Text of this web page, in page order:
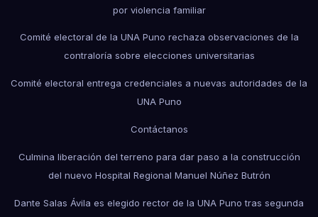
por violencia familiar
Comité electoral de la UNA Puno rechaza observaciones de la
contraloría sobre elecciones universitarias
Comité electoral entrega credenciales a nuevas autoridades de la
UNA Puno
Contáctanos
Culmina liberación del terreno para dar paso a la construcción
del nuevo Hospital Regional Manuel Núñez Butrón
Dante Salas Ávila es elegido rector de la UNA Puno tras segunda